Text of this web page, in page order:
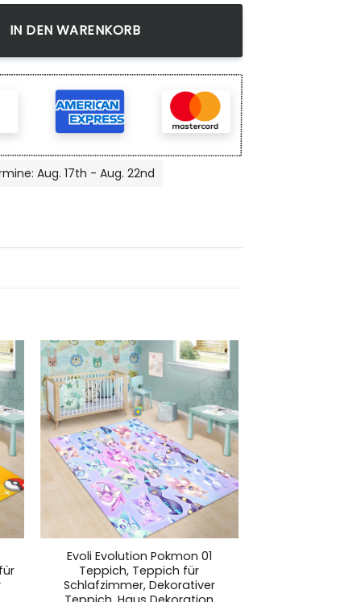
2 Teppich, Langlebige Qualität für intensive tägliche
IN DEN WARENKORB
Aug. 17th - Aug. 22nd
Evoli Evolution Pokmon 01
Teppich, Teppich für
Schlafzimmer, Dekorativer